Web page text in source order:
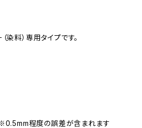
染料）専用タイプです。
程度の誤差が含まれます